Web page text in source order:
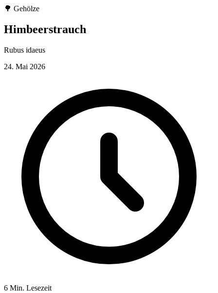
🌳 Gehölze
Himbeerstrauch
Rubus idaeus
24. Mai 2026
6 Min. Lesezeit